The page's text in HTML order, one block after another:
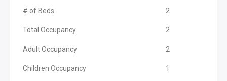
# of Beds 2
Total Occupancy 2
Adult Occupancy 2
Children Occupancy 1